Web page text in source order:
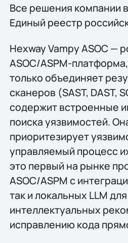
Все решения компании
Единый реестр
Hexway Vampy ASOC —
ASOC/ASPM-
только объединяет
сканеров (SAST, DAST,
содержит встроенные
поиска уязвимостей.
приоритезирует
управляемый процесс
это первый на рынке
ASOC/ASPM с
так и локальных LLM для
интеллектуальных
исправлению кода